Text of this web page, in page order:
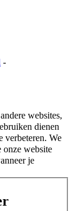
-
websites,
dienen
verbeteren. We
onze website
je